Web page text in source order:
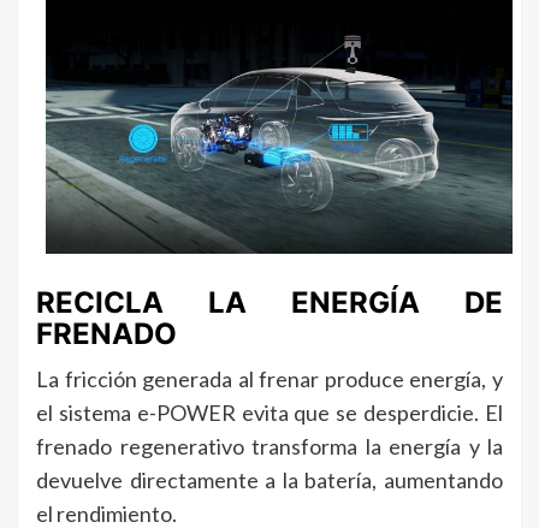
RECICLA LA ENERGÍA DE
FRENADO
La fricción generada al frenar produce energía, y
el sistema e-POWER evita que se desperdicie. El
frenado regenerativo transforma la energía y la
devuelve directamente a la batería, aumentando
el rendimiento.